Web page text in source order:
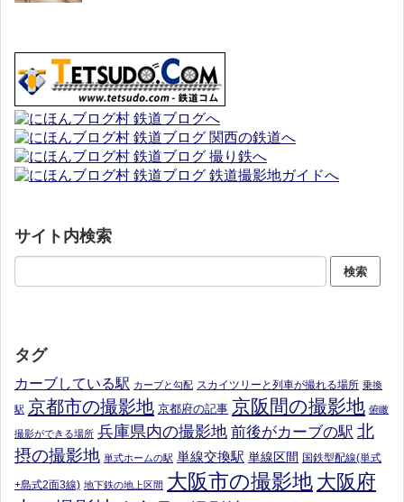
サイト内検索
タグ
カーブしている駅 カーブと勾配 スカイツリーと列車が撮れる場所 乗換
駅 京都市の撮影地 京都府の記事 京阪間の撮影地 俯瞰
撮影ができる場所 兵庫県内の撮影地 前後がカーブの駅 北
摂の撮影地 単式ホームの駅 単線交換駅 単線区間 国鉄型配線(単式
+島式2面3線) 地下鉄の地上区間 大阪市の撮影地 大阪府